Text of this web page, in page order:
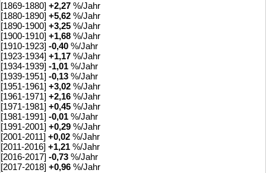
[1869-1880] +2,27 %/Jahr
[1880-1890] +5,62 %/Jahr
[1890-1900] +3,25 %/Jahr
[1900-1910] +1,68 %/Jahr
[1910-1923] -0,40 %/Jahr
[1923-1934] +1,17 %/Jahr
[1934-1939] -1,01 %/Jahr
[1939-1951] -0,13 %/Jahr
[1951-1961] +3,02 %/Jahr
[1961-1971] +2,16 %/Jahr
[1971-1981] +0,45 %/Jahr
[1981-1991] -0,01 %/Jahr
[1991-2001] +0,29 %/Jahr
[2001-2011] +0,02 %/Jahr
[2011-2016] +1,21 %/Jahr
[2016-2017] -0,73 %/Jahr
[2017-2018] +0,96 %/Jahr